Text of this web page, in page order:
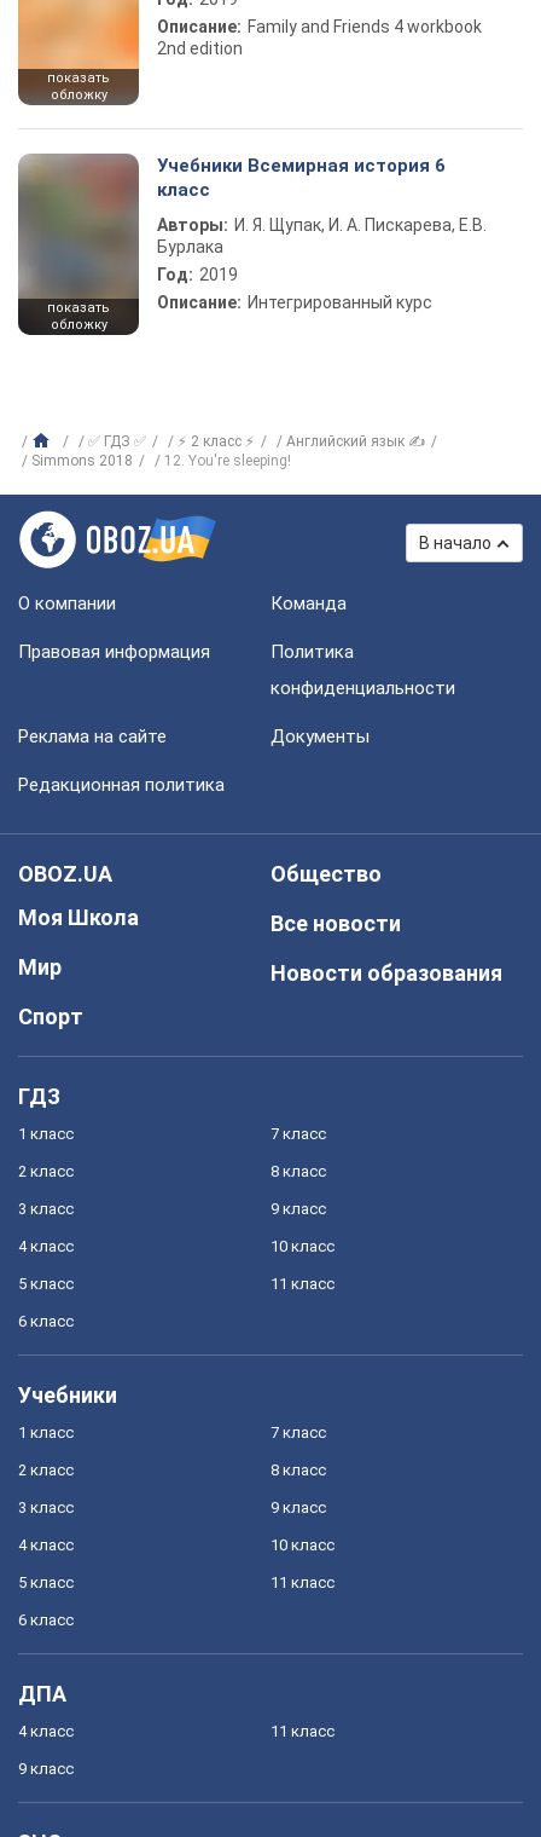
показать
обложку
Описание: Family and Friends 4 workbook
2nd edition
показать
обложку
Учебники Всемирная история 6
класс
Авторы: И. Я. Щупак, И. А. Пискарева, Е.В.
Бурлака
Год: 2019
Описание: Интегрированный курс
✅ ГДЗ ✅ ⚡ 2 класс ⚡
Английский язык ✍
Simmons 2018
12. You're sleeping!
В начало
О компании Команда
Правовая информация
Политика
конфиденциальности
Реклама на сайте Документы
Редакционная политика
OBOZ.UA
Моя Школа
Мир
Спорт
Общество
Все новости
Новости образования
ГДЗ
1 класс
2 класс
3 класс
4 класс
5 класс
6 класс
7 класс
8 класс
9 класс
10 класс
11 класс
Учебники
1 класс
2 класс
3 класс
4 класс
5 класс
6 класс
7 класс
8 класс
9 класс
10 класс
11 класс
ДПА
4 класс
9 класс
11 класс